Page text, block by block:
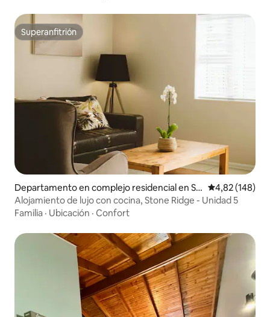
Superanfitrión
Superanfitrión
Departamento en complejo residencial en Sa
nta Lucía
Calificación
4,82 (148)
Alojamiento de lujo con cocina, Stone Ridge - Unidad 5
Familia · Ubicación · Confort